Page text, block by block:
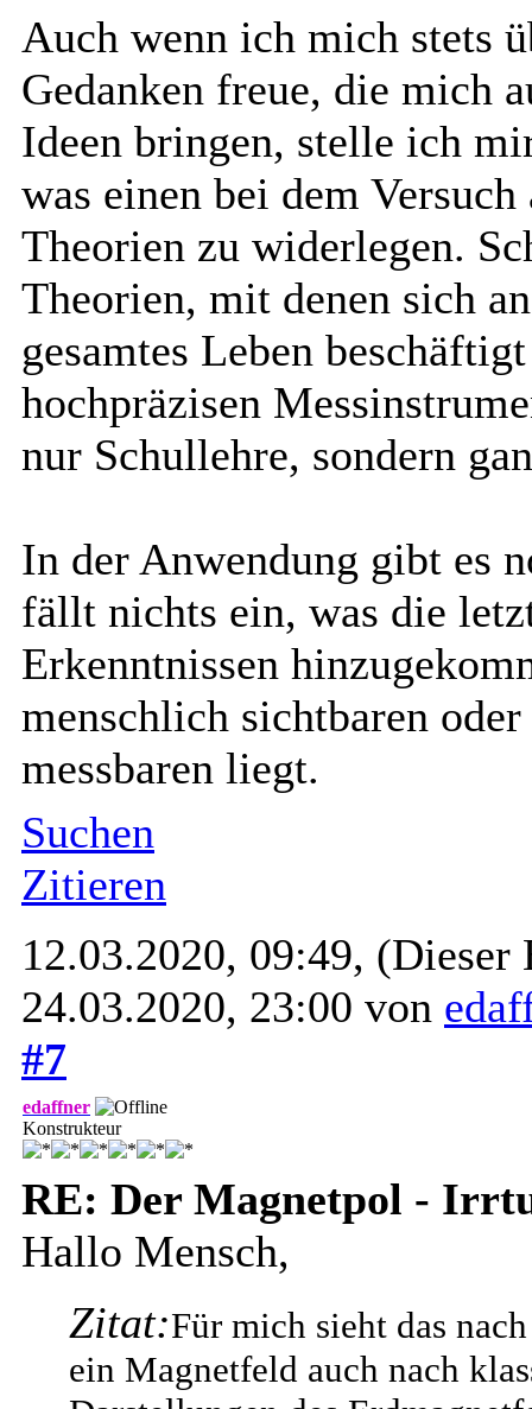
Auch wenn ich mich stets
Gedanken freue, die mich
Ideen bringen, stelle ich
was einen bei dem
Theorien zu widerlegen.
Theorien, mit denen sich
gesamtes Leben
hochpräzisen
nur Schullehre, sondern
In der Anwendung gibt es
fällt nichts ein, was die
Erkenntnissen
menschlich sichtbaren
messbaren liegt.
Suchen
Zitieren
12.03.2020, 09:49, (Dieser
24.03.2020, 23:00 von
#7
edaffner
Konstrukteur
RE: Der Magnetpol -
Hallo Mensch,
Zitat:Für mich sieht das
ein Magnetfeld auch nach